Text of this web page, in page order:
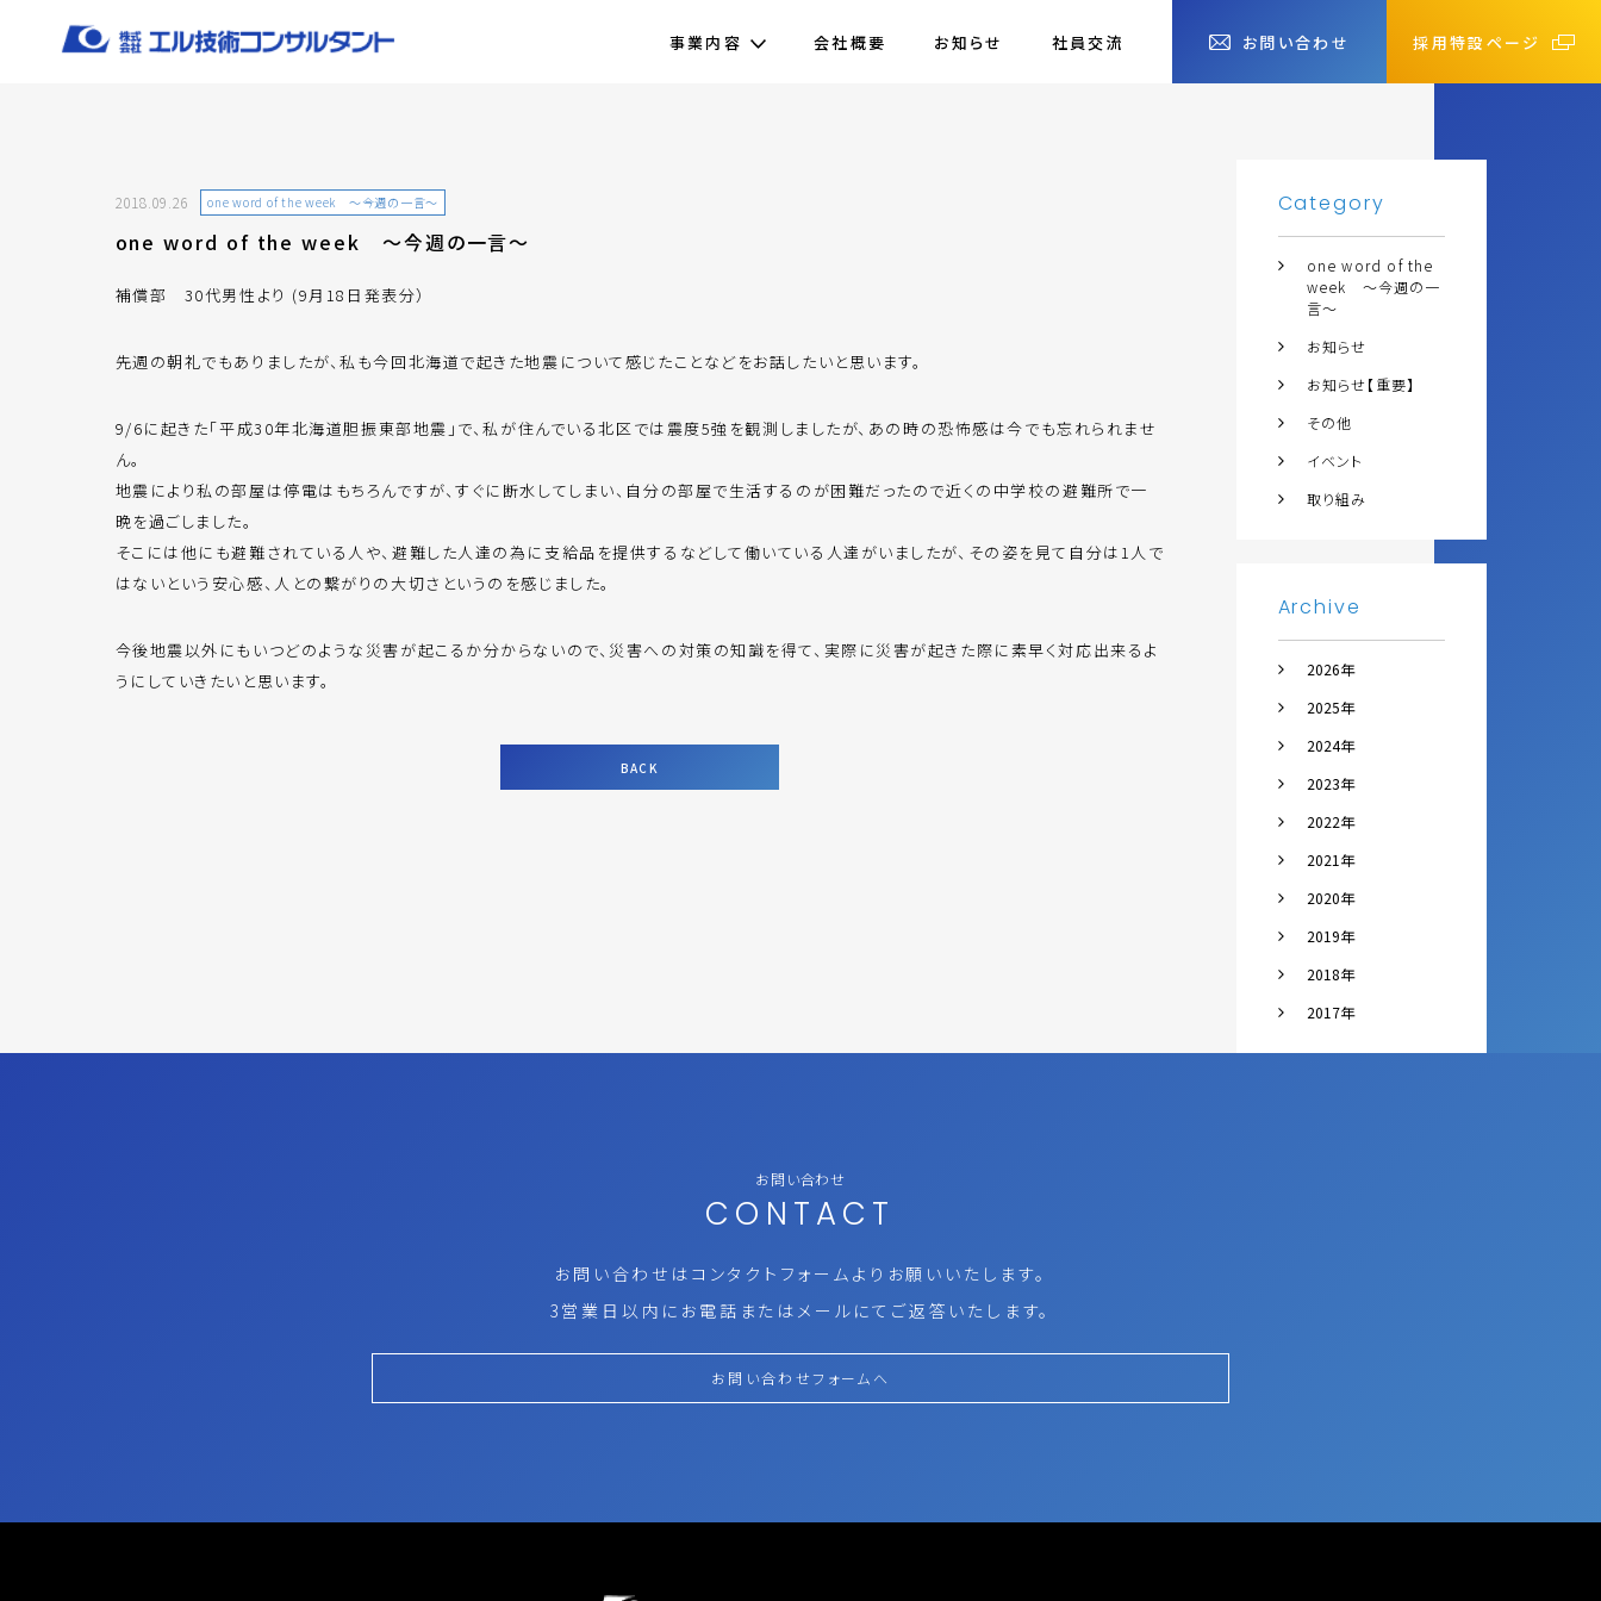
事業内容 会社概要 お知らせ 社員交流 お問い合わせ 採用特設ページ
2018.09.26 one word of the week ～今週の一言～
one word of the week ～今週の一言～
補償部 30代男性より (9月18日発表分）
先週の朝礼でもありましたが、私も今回北海道で起きた地震について感じたことなどをお話したいと思います。
9/6に起きた「平成30年北海道胆振東部地震」で、私が住んでいる北区では震度5強を観測しましたが、あの時の恐怖感は今でも忘れられませ
ん。
地震により私の部屋は停電はもちろんですが、すぐに断水してしまい、自分の部屋で生活するのが困難だったので近くの中学校の避難所で一
晩を過ごしました。
そこには他にも避難されている人や、避難した人達の為に支給品を提供するなどして働いている人達がいましたが、その姿を見て自分は1人で
はないという安心感、人との繋がりの大切さというのを感じました。
今後地震以外にもいつどのような災害が起こるか分からないので、災害への対策の知識を得て、実際に災害が起きた際に素早く対応出来るよ
うにしていきたいと思います。
BACK
Category
one word of the
week ～今週の一
言～
お知らせ
お知らせ【重要】
その他
イベント
取り組み
Archive
2026年
2025年
2024年
2023年
2022年
2021年
2020年
2019年
2018年
2017年
お問い合わせ
CONTACT
お問い合わせはコンタクトフォームより お願いいたします。
3営業日以内にお電話またはメールにて ご返答いたします。
お問い合わせフォームへ